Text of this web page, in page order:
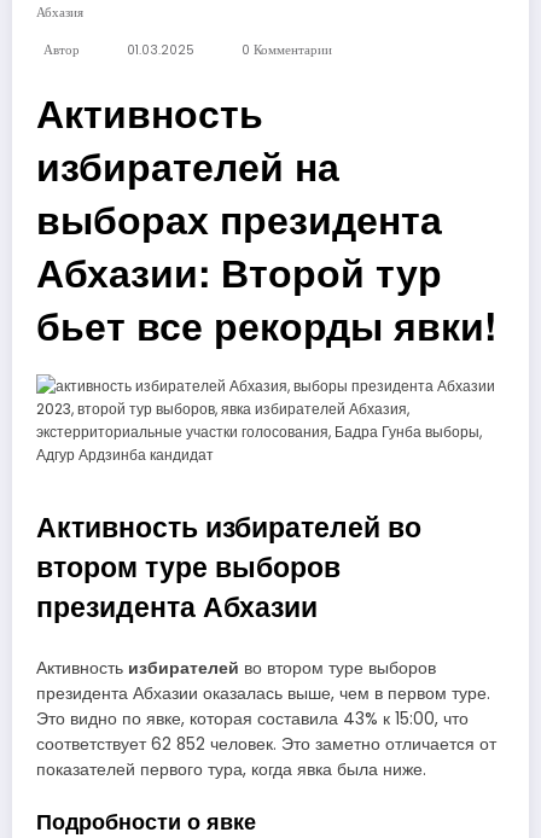
Абхазия
Автор 01.03.2025 0 Комментарии
Активность
избирателей на
выборах президента
Абхазии: Второй тур
бьет все рекорды явки!
Активность избирателей во
втором туре выборов
президента Абхазии
Активность избирателей во втором туре выборов
президента Абхазии оказалась выше, чем в первом туре.
Это видно по явке, которая составила 43% к 15:00, что
соответствует 62 852 человек. Это заметно отличается от
показателей первого тура, когда явка была ниже.
Подробности о явке